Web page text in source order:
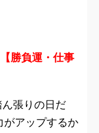
勝負運・仕事
張りの日だ
がアップするか